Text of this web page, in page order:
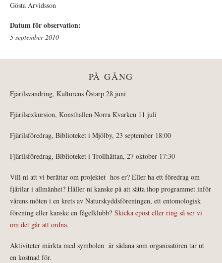
Gösta Arvidsson
Datum för observation:
5 september 2010
PÅ GÅNG
Fjärilsvandring, Kulturens Östarp 28 juni
Fjärilsexkursion, Konsthallen Norra Kvarken 11 juli
Fjärilsföredrag, Biblioteket i Mjölby, 23 september 18:00
Fjärilsföredrag, Biblioteket i Trollhättan, 27 oktober 17:30
Vill ni att vi berättar om projektet hos er? Eller ha ett föredrag om
fjärilar i allmänhet? Håller ni kanske på att sätta ihop programmet inför
vårens möten i en krets av Naturskyddsföreningen, ett entomologisk
förening eller kanske en fågelklubb? Skicka epost eller ring så ser vi
om det går att ordna.
Aktiviteter märkta med symbolen är sådana som organisatören tar ut
en kostnad för.